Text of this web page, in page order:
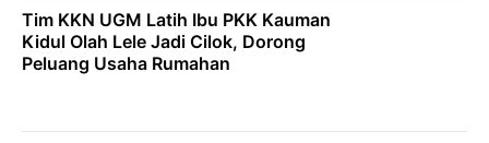
Tim KKN UGM Latih Ibu PKK Kauman
Kidul Olah Lele Jadi Cilok, Dorong
Peluang Usaha Rumahan